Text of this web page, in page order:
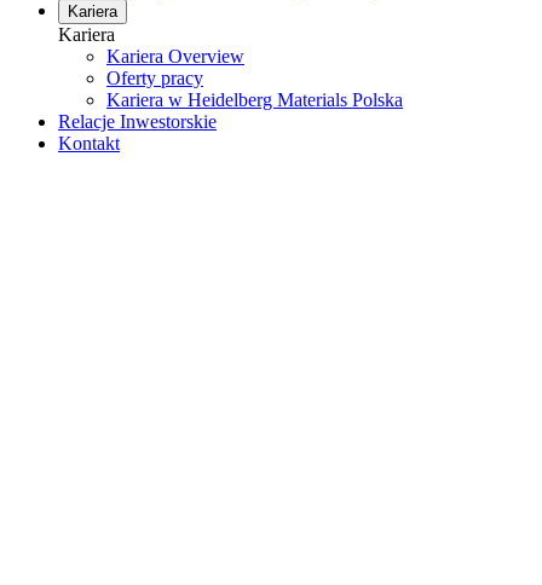
Kariera
Kariera
Kariera Overview
Oferty pracy
Kariera w Heidelberg Materials Polska
Relacje Inwestorskie
Kontakt